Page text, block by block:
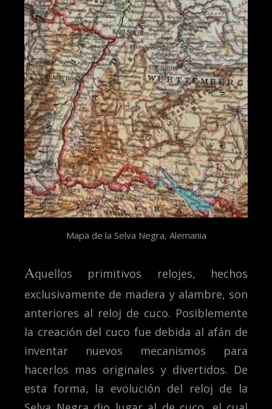
Mapa de la Selva Negra, Alemania
Aquellos primitivos relojes, hechos
exclusivamente de madera y alambre, son
anteriores al reloj de cuco. Posiblemente
la creación del cuco fue debida al afán de
inventar nuevos mecanismos para
hacerlos mas originales y divertidos. De
esta forma, la evolución del reloj de la